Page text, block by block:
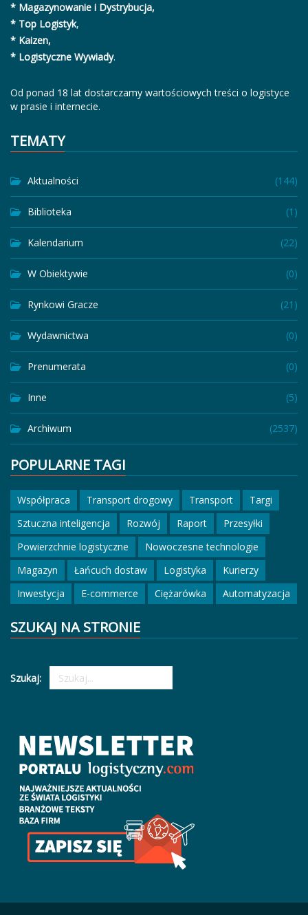
* Magazynowanie i Dystrybucja,
* Top Logistyk,
* Kaizen,
* Logistyczne Wywiady.
Od ponad 18 lat dostarczamy wartościowych treści o logistyce
w prasie i internecie.
TEMATY
Aktualności (144)
Biblioteka (1)
Kalendarium (22)
W Obiektywie (0)
Rynkowi Gracze (21)
Wydawnictwa (0)
Prenumerata (0)
Inne (5)
Archiwum (2537)
POPULARNE TAGI
Współpraca Transport drogowy Transport
Targi
Sztuczna inteligencja
Rozwój Raport
Przesyłki
Powierzchnie logistyczne
Nowoczesne technologie
Magazyn
Łańcuch dostaw Logistyka
Kurierzy
Inwestycja
E-commerce Ciężarówka Automatyzacja
SZUKAJ NA STRONIE
Szukaj: